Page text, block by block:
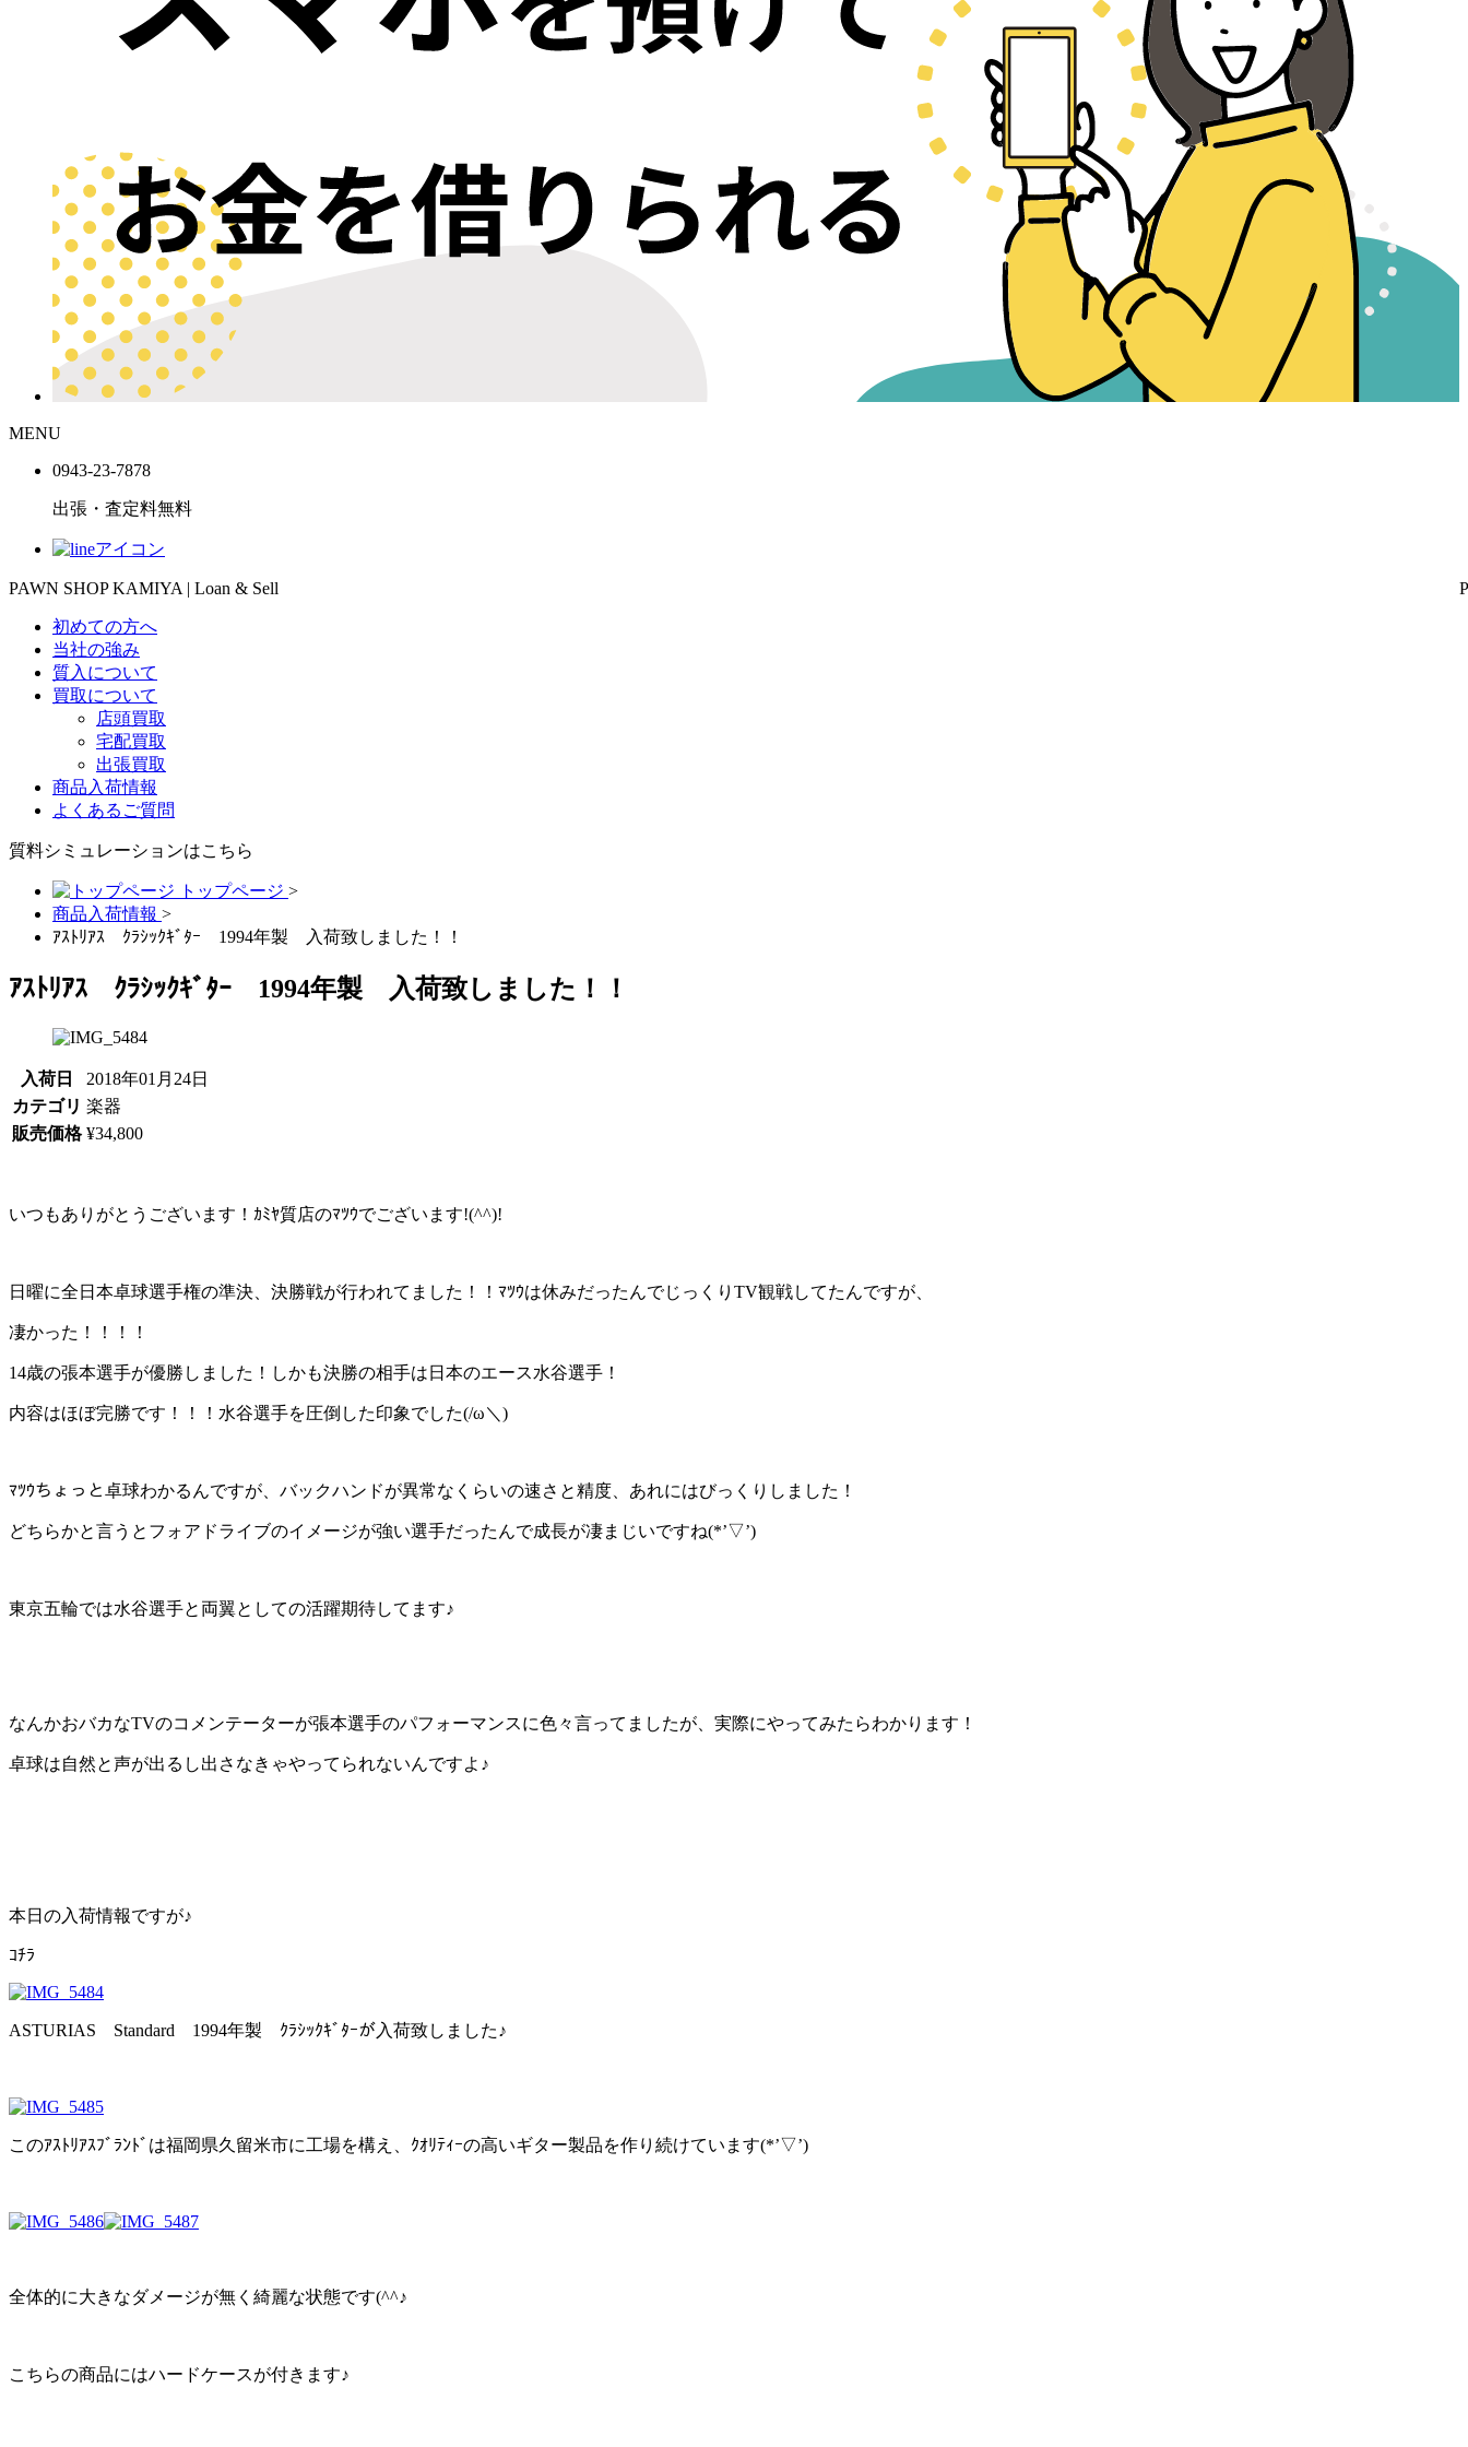
MENU
0943-23-7878
出張・査定料無料
PAWN SHOP KAMIYA | Loan & Sell
初めての方へ
当社の強み
質入について
買取について
店頭買取
宅配買取
出張買取
商品入荷情報
よくあるご質問
質料シミュレーションはこちら
トップページ >
商品入荷情報 >
ｱｽﾄﾘｱｽ ｸﾗｼｯｸｷﾞﾀｰ 1994年製 入荷致しました！！
ｱｽﾄﾘｱｽ ｸﾗｼｯｸｷﾞﾀｰ 1994年製 入荷致しました！！
入荷日
2018年01月24日
カテゴリ 楽器
販売価格 ¥34,800
いつもありがとうございます！ｶﾐﾔ質店のﾏﾂｳでございます!(^^)!
日曜に全日本卓球選手権の準決、決勝戦が行われてました！！ﾏﾂｳは休みだったんでじっくりTV観戦してたんですが、
凄かった！！！！
14歳の張本選手が優勝しました！しかも決勝の相手は日本のエース水谷選手！
内容はほぼ完勝です！！！水谷選手を圧倒した印象でした(/ω＼)
ﾏﾂｳちょっと卓球わかるんですが、バックハンドが異常なくらいの速さと精度、あれにはびっくりしました！
どちらかと言うとフォアドライブのイメージが強い選手だったんで成長が凄まじいですね(*’▽’)
東京五輪では水谷選手と両翼としての活躍期待してます♪
なんかおバカなTVのコメンテーターが張本選手のパフォーマンスに色々言ってましたが、実際にやってみたらわかります！
卓球は自然と声が出るし出さなきゃやってられないんですよ♪
本日の入荷情報ですが♪
ｺﾁﾗ
ASTURIAS Standard 1994年製 ｸﾗｼｯｸｷﾞﾀｰが入荷致しました♪
このｱｽﾄﾘｱｽﾌﾞﾗﾝﾄﾞは福岡県久留米市に工場を構え、ｸｵﾘﾃｨｰの高いギター製品を作り続けています(*’▽’)
全体的に大きなダメージが無く綺麗な状態です(^^♪
こちらの商品にはハードケースが付きます♪